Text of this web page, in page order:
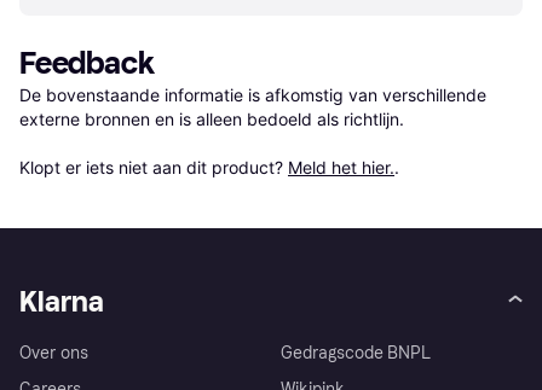
Feedback
De bovenstaande informatie is afkomstig van verschillende
externe bronnen en is alleen bedoeld als richtlijn.
Klopt er iets niet aan dit product? Meld het hier..
Klarna
Over ons
Gedragscode BNPL